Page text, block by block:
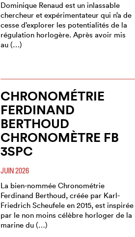
Dominique Renaud est un inlassable
chercheur et expérimentateur qui n’a de
cesse d’explorer les potentialités de la
régulation horlogère. Après avoir mis
au (…)
CHRONOMÉTRIE
FERDINAND
BERTHOUD
CHRONOMÈTRE FB
3SPC
JUIN 2026
La bien-nommée Chronométrie
Ferdinand Berthoud, créée par Karl-
Friedrich Scheufele en 2015, est inspirée
par le non moins célèbre horloger de la
marine du (…)